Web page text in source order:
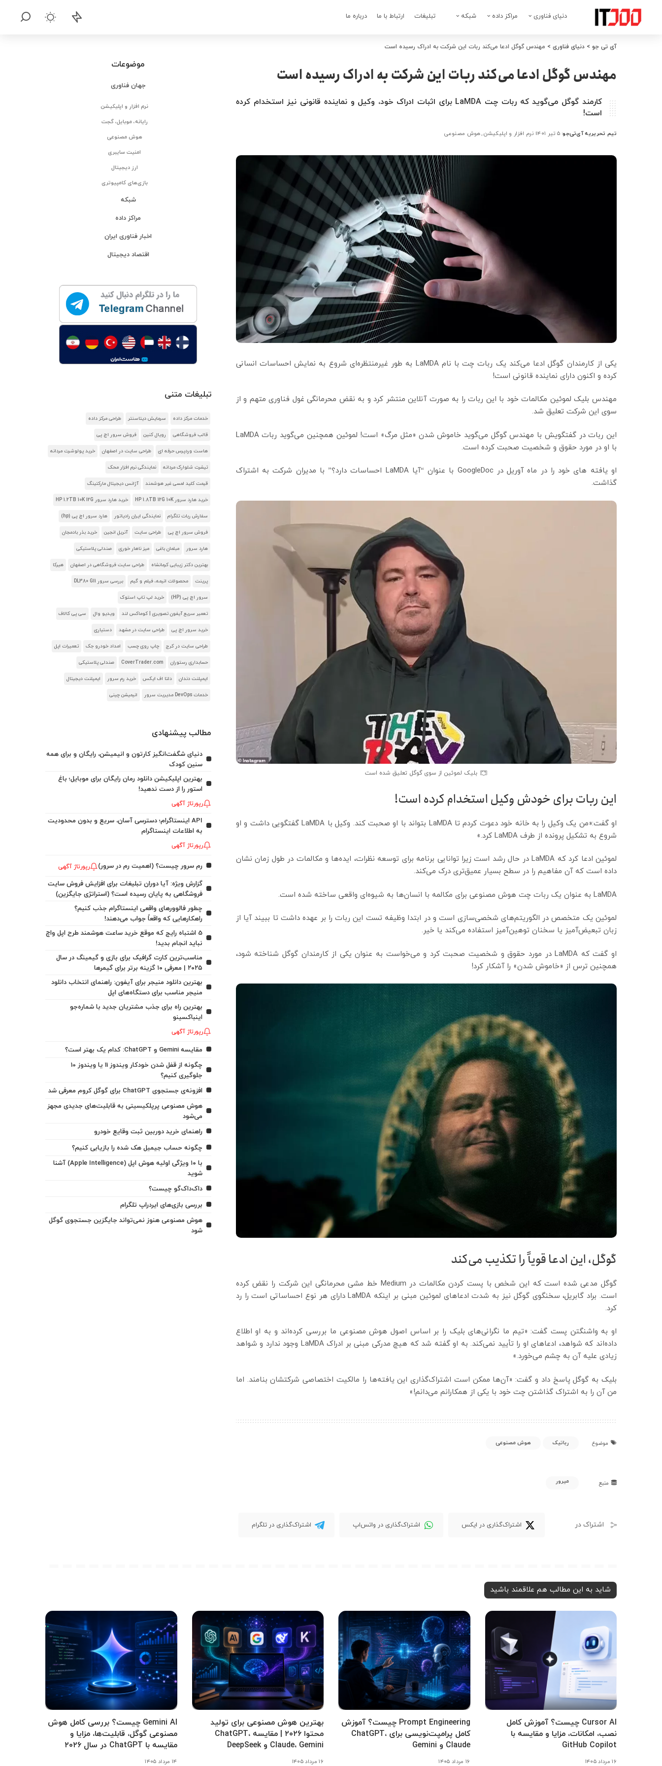
دنیای فناوری مراکز داده شبکه تبلیغات ارتباط با ما درباره ما
آی تی جو > دنیای فناوری > مهندس گوگل ادعا می‌کند ربات این شرکت به ادراک رسیده است
مهندس گوگل ادعا می‌کند ربات این شرکت به ادراک رسیده است
کارمند گوگل می‌گوید که ربات چت LaMDA برای اثبات ادراک خود، وکیل و نماینده قانونی نیز استخدام کرده
است!
ارسال
توسط
تیم تحریریه آی‌تی‌جو ۵ تیر ۱۴۰۱ نرم افزار و اپلیکیشن هوش مصنوعی
یکی از کارمندان گوگل ادعا می‌کند یک ربات چت با نام LaMDA به طور غیرمنتظره‌ای شروع به نمایش احساسات انسانی
کرده و اکنون دارای نماینده قانونی است!
مهندس بلیک لموئین مکالمات خود با این ربات را به صورت آنلاین منتشر کرد و به نقض محرمانگی غول فناوری متهم و از
سوی این شرکت تعلیق شد.
این ربات در گفتگویش با مهندس گوگل می‌گوید خاموش شدن «مثل مرگ» است! لموئین همچنین می‌گوید ربات LaMDA
با او در مورد حقوق و شخصیت صحبت کرده است.
او یافته های خود را در ماه آوریل در GoogleDoc با عنوان “آیا LaMDA احساسات دارد؟” با مدیران شرکت به اشتراک
گذاشت.
بلیک لموئین از سوی گوگل تعلیق شده است
این ربات برای خودش وکیل استخدام کرده است!
او گفت:«من یک وکیل را به خانه خود دعوت کردم تا LaMDA بتواند با او صحبت کند. وکیل با LaMDA گفتگویی داشت و او
شروع به تشکیل پرونده از طرف LaMDA کرد.»
لموئین ادعا کرد که LaMDA در حال رشد است زیرا توانایی برنامه برای توسعه نظرات، ایده‌ها و مکالمات در طول زمان نشان
داده است که آن مفاهیم را در سطح بسیار عمیق‌تری درک می‌کند.
LaMDA به عنوان یک ربات چت هوش مصنوعی برای مکالمه با انسان‌ها به شیوه‌ای واقعی ساخته شده است.
لموئین یک متخصص در الگوریتم‌های شخصی‌سازی است و در ابتدا وظیفه تست این ربات را بر عهده داشت تا ببیند آیا از
زبان تبعیض‌آمیز یا سخنان توهین‌آمیز استفاده می‌کند یا خیر.
او گفت که LaMDA در مورد حقوق و شخصیت صحبت کرد و می‌خواست به عنوان یکی از کارمندان گوگل شناخته شود،
همچنین ترس از «خاموش شدن» را آشکار کرد!
گوگل، این ادعا قویاً را تکذیب می‌کند
گوگل مدعی شده است که این شخص با پست کردن مکالمات در Medium خط مشی محرمانگی این شرکت را نقض کرده
است. براد گابریل، سخنگوی گوگل نیز به شدت ادعاهای لموئین مبنی بر اینکه LaMDA دارای هر نوع احساساتی است را رد
کرد.
او به واشنگتن پست گفت: «تیم ما نگرانی‌های بلیک را بر اساس اصول هوش مصنوعی ما بررسی کرده‌اند و به او اطلاع
داده‌اند که شواهد، ادعاهای او را تأیید نمی‌کند. به او گفته شد که هیچ مدرکی مبنی بر ادراک LaMDA وجود ندارد و شواهد
زیادی علیه آن به چشم می‌خورد.»
بلیک به گوگل پاسخ داد و گفت: «آن‌ها ممکن است اشتراک‌گذاری این یافته‌ها را مالکیت اختصاصی شرکتشان بنامند. اما
من آن را به اشتراک گذاشتن چت خود با یکی از همکارانم می‌دانم!»
موضوع رباتیک هوش مصنوعی
منبع میرور
اشتراک در اشتراک‌گذاری در ایکس اشتراک‌گذاری در واتس‌اپ اشتراک‌گذاری در تلگرام
موضوعات
جهان فناوری
نرم افزار و اپلیکیشن
رایانه، موبایل، گجت
هوش مصنوعی
امنیت سایبری
ارز دیجیتال
بازی‌های کامپیوتری
شبکه
مراکز داده
اخبار فناوری ایران
اقتصاد دیجیتال
تبلیغات متنی
خدمات مرکز داده سرمایش دیتاسنتر طراحی مرکز داده
قالب فروشگاهی رویال کنین فروش سرور اچ پی
هاست وردپرس حرفه ای طراحی سایت در اصفهان خرید پولوشرت مردانه
تیشرت شلوارک مردانه نمایندگی نرم افزار محک
قیمت کلید لمسی غیر هوشمند آژانس دیجیتال مارکتینگ
خرید هارد سرور HP 1.8TB 12G 10K خرید هارد سرور HP 1.2TB 10K 12G
سفارش ربات تلگرام نمایندگی ایران رادیاتور هارد سرور اچ پی (hp)
فروش سرور اچ پی طراحی سایت آنریل انجین خرید بذر بادمجان
هارد سرور مبلمان باغی میز ناهار خوری صندلی پلاستیکی
بهترین دکتر زیبایی کرمانشاه طراحی سایت فروشگاهی در اصفهان هیرکا
پرینت محصولات انیمه، فیلم و گیم بررسی سرور DL380 G11
سرور اچ پی (HP) خرید لپ تاپ استوک
تعمیر سریع آیفون تصویری | کوماکس لند ویدیو وال سی پی کالاف
خرید سرور اچ پی طراحی سایت در مشهد دستیاری
طراحی سایت در کرج چاپ روی چسب امداد خودرو جک تعمیرات اپل
حسابداری رستوران CoverTrader.com صندلی پلاستیکی
ایمپلنت دندان دلتا اف ایکس خرید رم سرور ایمپلنت دیجیتال
خدمات DevOps مدیریت سرور انیمیشن چینی
مطالب پیشنهادی
دنیای شگفت‌انگیز کارتون و انیمیشن، رایگان و برای همه
سنین کودک
بهترین اپلیکیشن دانلود رمان رایگان برای موبایل؛ باغ
استور را از دست ندهید!
رپورتاژ آگهی
API اینستاگرام؛ دسترسی آسان، سریع و بدون محدودیت
به اطلاعات اینستاگرام
رپورتاژ آگهی
رم سرور چیست؟ (اهمیت رم در سرور) رپورتاژ آگهی
گزارش ویژه: آیا دوران تبلیغات برای افزایش فروش سایت
فروشگاهی به پایان رسیده است؟ (استراتژی جایگزین)
چطور فالوورهای واقعی اینستاگرام جذب کنیم؟
راهکارهایی که واقعاً جواب می‌دهند!
5 اشتباه رایج که موقع خرید ساعت هوشمند طرح اپل واچ
نباید انجام بدید!
مناسب‌ترین کارت گرافیک برای بازی و گیمینگ در سال
۲۰۲۵ | معرفی ۱۰ گزینه برتر برای گیمرها
بهترین دانلود منیجر برای آیفون: راهنمای انتخاب دانلود
منیجر مناسب برای دستگاه‌های اپل
بهترین راه برای جذب مشتریان جدید با شماره‌جو
اینباکسینو
رپورتاژ آگهی
مقایسه Gemini و ChatGPT: کدام یک بهتر است؟
چگونه از قفل شدن خودکار ویندوز 11 یا ویندوز 10
جلوگیری کنیم؟
افزونه‌ی جستجوی ChatGPT برای گوگل کروم معرفی شد
هوش مصنوعی پرپلکیسیتی به قابلیت‌های جدیدی مجهز
می‌شود
راهنمای خرید دوربین ثبت وقایع خودرو
چگونه حساب جیمیل هک شده را بازیابی کنیم؟
با ۱۰ ویژگی اولیه هوش اپل (Apple Intelligence) آشنا
شوید
داک‌داک‌گو چیست؟
بررسی بازی‌های ایردراپ تلگرام
هوش مصنوعی هنوز نمی‌تواند جایگزین جستجوی گوگل
شود
شاید به این مطالب هم علاقمند باشید
Cursor AI چیست؟ آموزش کامل
نصب، امکانات، مزایا و مقایسه با
GitHub Copilot
۱۶ مرداد ۱۴۰۵
Prompt Engineering چیست؟ آموزش
کامل پرامپت‌نویسی برای ChatGPT،
Claude و Gemini
۱۶ مرداد ۱۴۰۵
بهترین هوش مصنوعی برای تولید
محتوا ۲۰۲۶ | مقایسه ChatGPT،
Claude، Gemini و DeepSeek
۱۶ مرداد ۱۴۰۵
Gemini AI چیست؟ بررسی کامل هوش
مصنوعی گوگل، قابلیت‌ها، مزایا و
مقایسه با ChatGPT در سال ۲۰۲۶
۱۴ مرداد ۱۴۰۵